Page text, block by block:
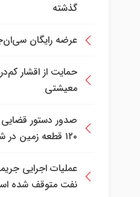
گذشته
عرضه رایگان سی‌ان‌جی در ۹
حمایت از اقشار
معیشتی
صدور دستور قضایی
۱۲۰ قطعه زمین در شهرک بهارستان قشم
عملیات اجرایی
نفت متوقف شده